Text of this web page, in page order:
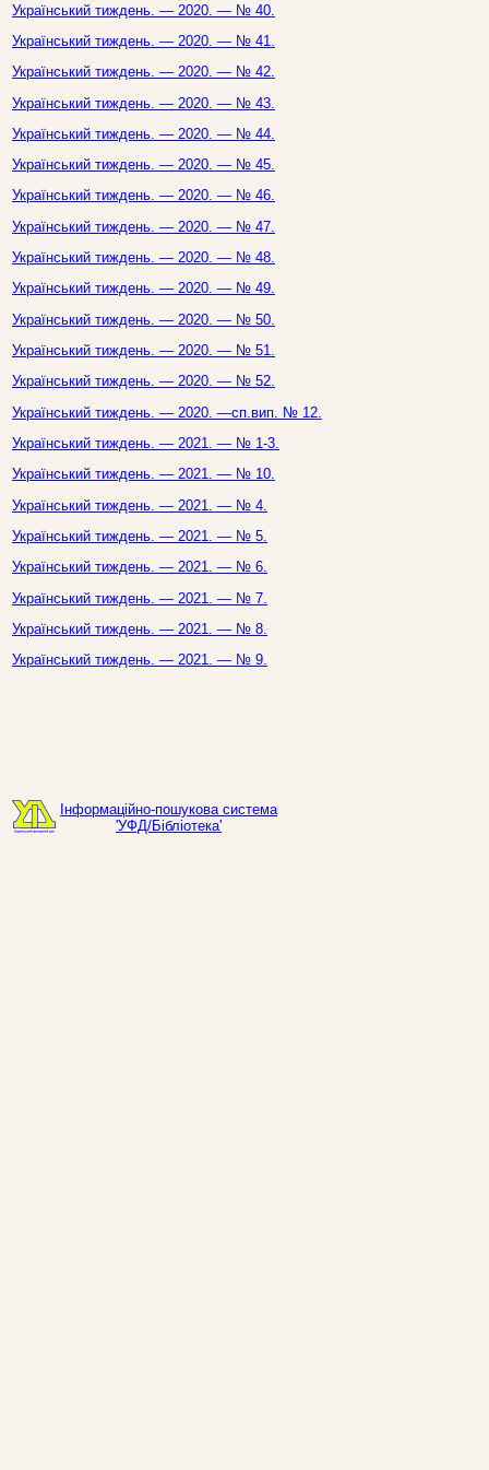
Український тиждень. — 2020. — № 40.
Український тиждень. — 2020. — № 41.
Український тиждень. — 2020. — № 42.
Український тиждень. — 2020. — № 43.
Український тиждень. — 2020. — № 44.
Український тиждень. — 2020. — № 45.
Український тиждень. — 2020. — № 46.
Український тиждень. — 2020. — № 47.
Український тиждень. — 2020. — № 48.
Український тиждень. — 2020. — № 49.
Український тиждень. — 2020. — № 50.
Український тиждень. — 2020. — № 51.
Український тиждень. — 2020. — № 52.
Український тиждень. — 2020. —сп.вип. № 12.
Український тиждень. — 2021. — № 1-3.
Український тиждень. — 2021. — № 10.
Український тиждень. — 2021. — № 4.
Український тиждень. — 2021. — № 5.
Український тиждень. — 2021. — № 6.
Український тиждень. — 2021. — № 7.
Український тиждень. — 2021. — № 8.
Український тиждень. — 2021. — № 9.
Інформаційно-пошукова система
'УФД/Бібліотека'